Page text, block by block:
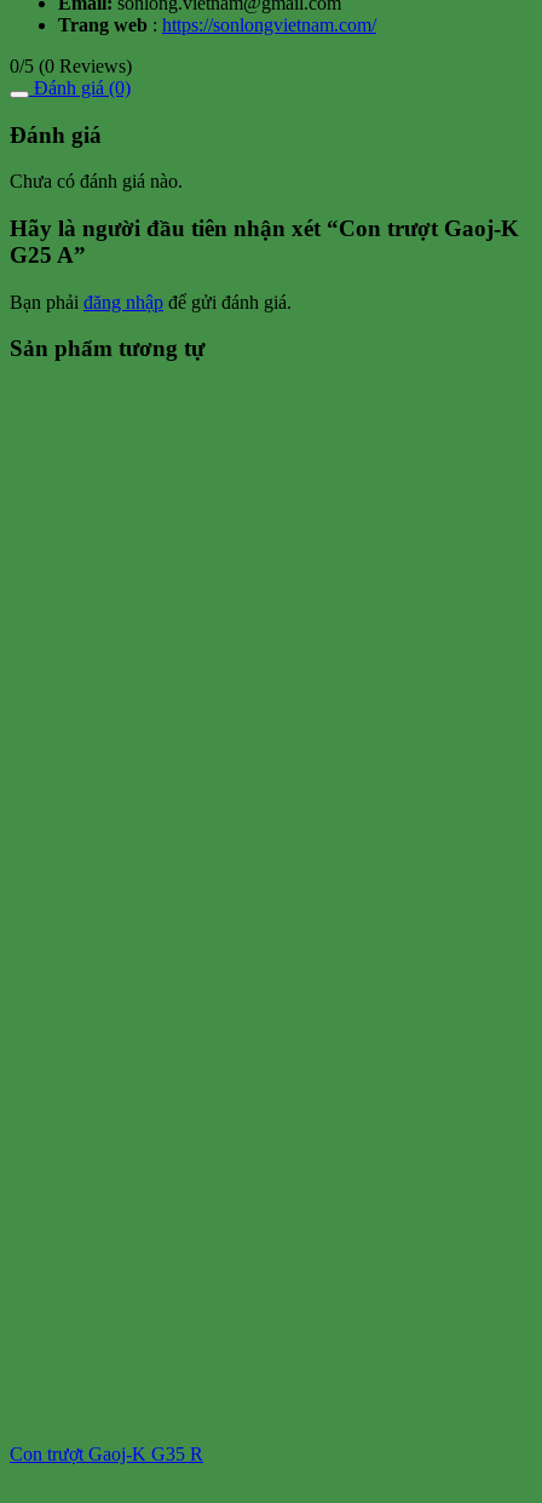
Trang web : https://sonlongvietnam.com/
0/5 (0 Reviews)
Đánh giá (0)
Đánh giá
Chưa có đánh giá nào.
Hãy là người đầu tiên nhận xét “Con trượt Gaoj-K
G25 A”
Bạn phải đăng nhập để gửi đánh giá.
Sản phẩm tương tự
Con trượt Gaoj-K G35 R